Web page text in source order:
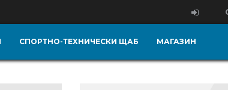
СПОРТНО-ТЕХНИЧЕСКИ ЩАБ МАГАЗИН